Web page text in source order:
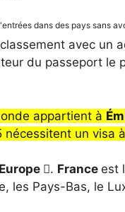
dans des pays sans
avec un
du passeport le
appartient à
un visa
. France est
les Pays-Bas, le